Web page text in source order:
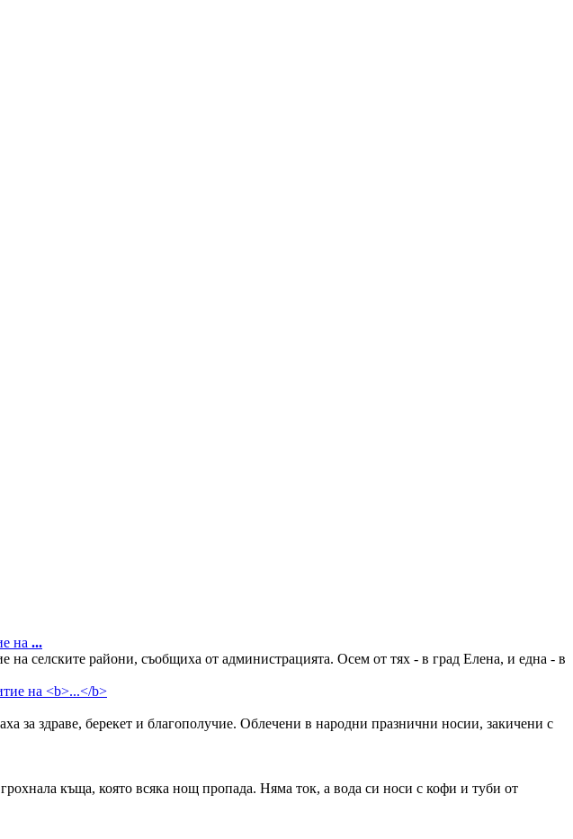
на ...
селските райони, съобщиха от администрацията. Осем от тях - в град Елена, и една - в
за здраве, берекет и благополучие. Облечени в народни празнични носии, закичени с
къща, която всяка нощ пропада. Няма ток, а вода си носи с кофи и туби от